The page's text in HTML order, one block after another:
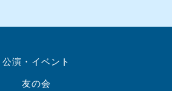
公演・イベント
友の会